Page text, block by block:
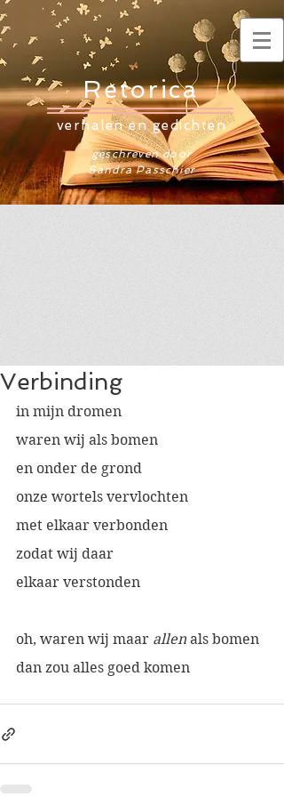
Retorica
verhalen en gedichten
geschreven door
Sandra Passchier
Verbinding
in mijn dromen
waren wij als bomen
en onder de grond
onze wortels vervlochten
met elkaar verbonden
zodat wij daar
elkaar verstonden
oh, waren wij maar allen als bomen
dan zou alles goed komen